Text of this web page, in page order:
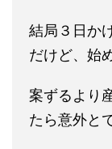
結局３日か
だけど、始
案ずるより
たら意外と